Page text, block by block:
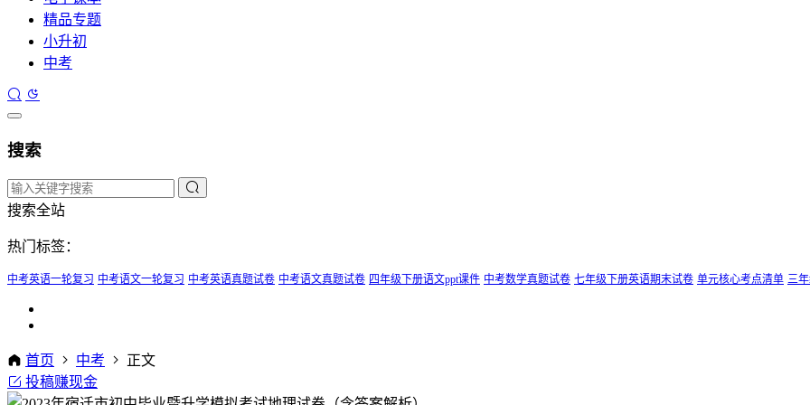
精品专题
小升初
中考
搜索
搜索全站
热门标签：
中考英语一轮复习 中考语文一轮复习 中考英语真题试卷 中考语文真题试卷 四年级下册语文ppt课件 中考数学真题试卷 七年级下册英语期末试卷 单元核心考点清单 三
首页 中考
正文
投稿赚现金